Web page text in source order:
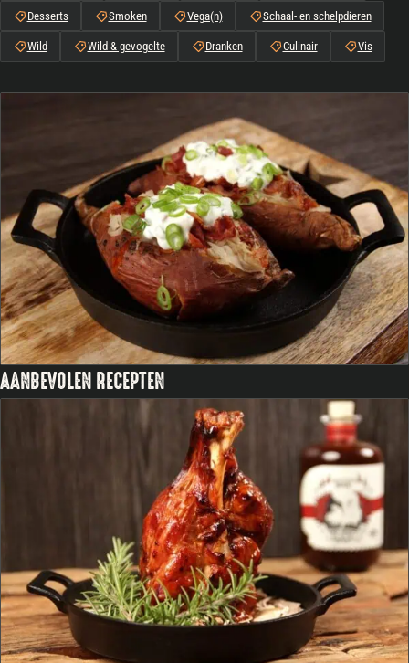
Desserts Smoken Vega(n) Schaal- en schelpdieren
Wild Wild & gevogelte Dranken Culinair Vis
AANBEVOLEN RECEPTEN